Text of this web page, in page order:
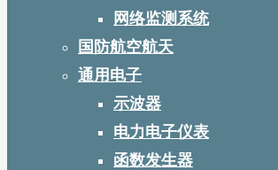
网络监测系统
国防航空航天
通用电子
示波器
电力电子仪表
函数发生器